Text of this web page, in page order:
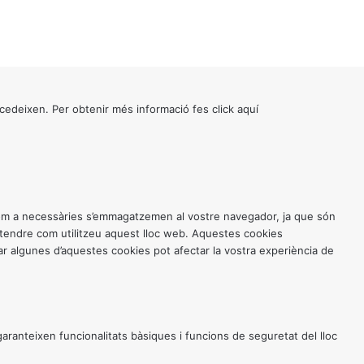
Per obtenir més informació fes click aquí
necessàries s’emmagatzemen al vostre navegador, ja que són
com utilitzeu aquest lloc web. Aquestes cookies
algunes d’aquestes cookies pot afectar la vostra experiència de
funcionalitats bàsiques i funcions de seguretat del lloc